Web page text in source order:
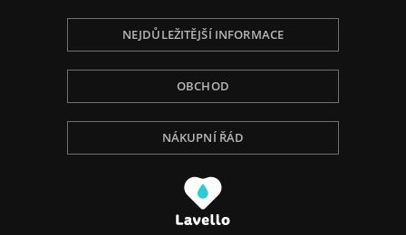
NEJDŮLEŽITĚJŠÍ INFORMACE
OBCHOD
NÁKUPNÍ ŘÁD
Používáme Cookies, abychom Vám poskytli tu
nejlepší zkušenost při procházení, přizpůsobili
obsah na stránce, analyzovali návštěvnost a ukázali
Vám relevantní reklamu. Pro více informací navštivte
naší Politiku ochrany osobních údajů.